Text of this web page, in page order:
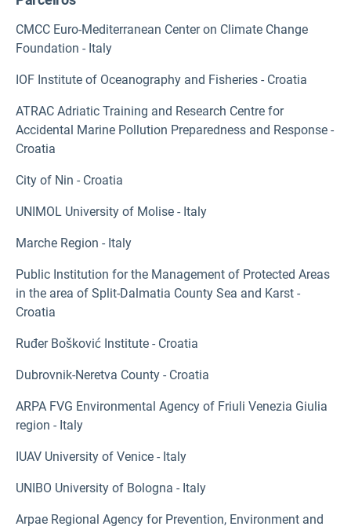
CMCC Euro-Mediterranean Center on Climate Change
Foundation - Italy
IOF Institute of Oceanography and Fisheries - Croatia
ATRAC Adriatic Training and Research Centre for
Accidental Marine Pollution Preparedness and Response -
Croatia
City of Nin - Croatia
UNIMOL University of Molise - Italy
Marche Region - Italy
Public Institution for the Management of Protected Areas
in the area of Split-Dalmatia County Sea and Karst -
Croatia
Ruđer Bošković Institute - Croatia
Dubrovnik-Neretva County - Croatia
ARPA FVG Environmental Agency of Friuli Venezia Giulia
region - Italy
IUAV University of Venice - Italy
UNIBO University of Bologna - Italy
Arpae Regional Agency for Prevention, Environment and